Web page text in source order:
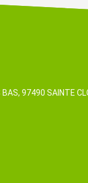
BAS, 97490 SAINTE